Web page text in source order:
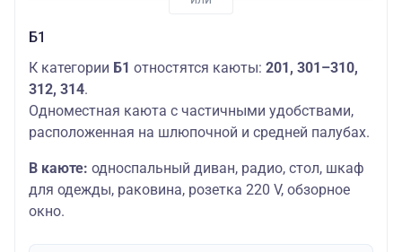
Б1
К категории Б1 отностятся каюты: 201, 301–310,
312, 314.
Одноместная каюта с частичными удобствами,
расположенная на шлюпочной и средней палубах.
В каюте: односпальный диван, радио, стол, шкаф
для одежды, раковина, розетка 220 V, обзорное
окно.